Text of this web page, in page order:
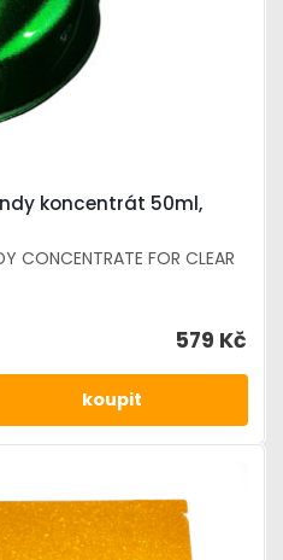
koncentrát 50ml,
CONCENTRATE FOR CLEAR
579 Kč